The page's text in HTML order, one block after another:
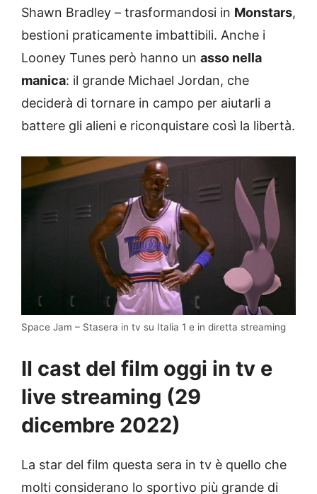
Shawn Bradley – trasformandosi in Monstars,
bestioni praticamente imbattibili. Anche i
Looney Tunes però hanno un asso nella
manica: il grande Michael Jordan, che
deciderà di tornare in campo per aiutarli a
battere gli alieni e riconquistare così la libertà.
Space Jam – Stasera in tv su Italia 1 e in diretta streaming
Il cast del film oggi in tv e
live streaming (29
dicembre 2022)
La star del film questa sera in tv è quello che
molti considerano lo sportivo più grande di